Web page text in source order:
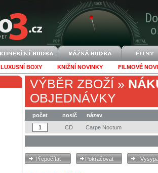
LUXUSNÍ BOXY KNIŽNÍ NOVINKY FILMOVÉ
VÝBĚR ZBOŽÍ »
OBJEDNÁVKY
počet nosič
název
CD
Carpe Noctum